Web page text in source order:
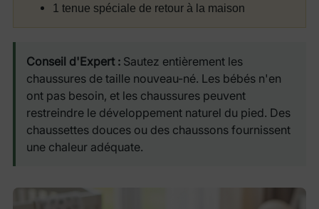
1 tenue spéciale de retour à la maison
Conseil d'Expert : Sautez entièrement les
chaussures de taille nouveau-né. Les bébés n'en
ont pas besoin, et les chaussures peuvent
restreindre le développement naturel du pied. Des
chaussettes douces ou des chaussons fournissent
une chaleur adéquate.